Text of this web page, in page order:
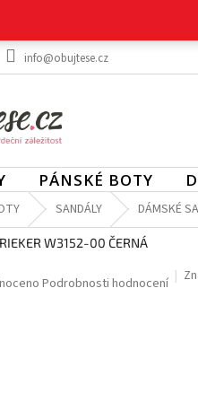
info@obujtese.cz
PÁNSKÉ BOTY
SANDÁLY DÁMSKÉ
W3152-00 ČERNÁ
Podrobnosti hodnocení